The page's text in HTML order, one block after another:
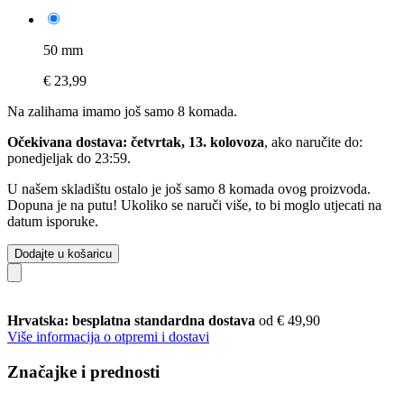
50 mm
€ 23,99
Na zalihama imamo još samo 8 komada.
Očekivana dostava: četvrtak, 13. kolovoza, ako naručite do:
ponedjeljak do 23:59.
U našem skladištu ostalo je još samo 8 komada ovog proizvoda.
Dopuna je na putu! Ukoliko se naruči više, to bi moglo utjecati na
datum isporuke.
Dodajte u košaricu
Hrvatska: besplatna standardna dostava od € 49,90
Više informacija o otpremi i dostavi
Značajke i prednosti